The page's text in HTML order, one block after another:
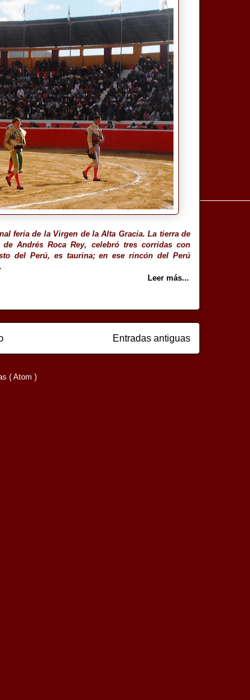
feria de la Virgen de la Alta Gracia. La tierra de
Andrés Roca Rey, celebró tres corridas con
del Perú, es taurina; en ese rincón del Perú
Leer más...
Entradas antiguas
( Atom )